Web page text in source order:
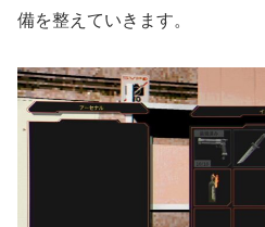
備を整えていきます。